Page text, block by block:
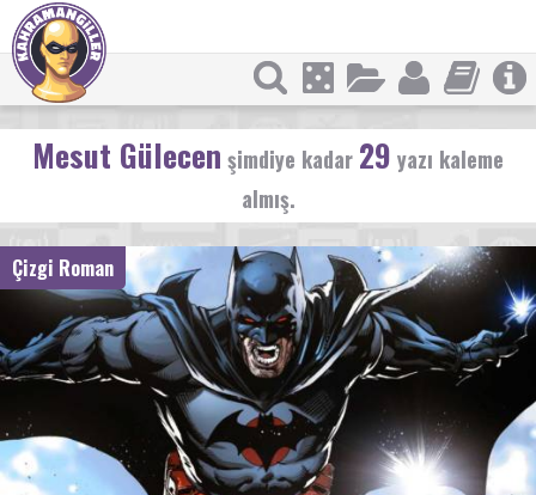
Mesut Gülecen şimdiye kadar 29 yazı kaleme
almış.
Çizgi Roman